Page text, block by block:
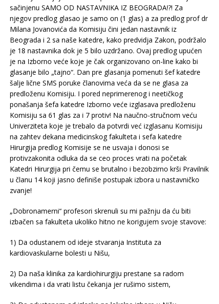
sačinjenu SAMO OD NASTAVNIKA IZ BEOGRADA!?! Za
njegov predlog glasao je samo on (1 glas) a za predlog prof dr
Milana Jovanovića da Komisiju čini jedan nastavnik iz
Beograda i 2 sa naše katedre, kako predvidja Zakon, podržalo
je 18 nastavnika dok je 5 bilo uzdržano. Ovaj predlog upućen
je na Izborno veće koje je čak organizovano on-line kako bi
glasanje bilo „tajno“. Dan pre glasanja pomenuti šef katedre
šalje lične SMS poruke članovima veća da se ne glasa za
predloženu Komisiju. I pored neprimerenog i neetičkog
ponašanja šefa katedre Izborno veće izglasava predloženu
Komisiju sa 61 glas za i 7 protiv! Na naučno-stručnom veću
Univerziteta koje je trebalo da potvrdi već izglasanu Komisiju
na zahtev dekana medicinskog fakulteta i sefa katedre
Hirurgija predlog Komisije se ne usvaja i donosi se
protivzakonita odluka da se ceo proces vrati na početak
Katedri Hirurgija pri čemu se brutalno i bezobzirno krši Pravilnik
u članu 14 koji jasno definiše postupak izbora u nastavničko
zvanje!
„Dobronamerni“ profesori skrenuli su mi pažnju da ću biti
izbačen sa fakulteta ukoliko hitno ne korigujem svoje stavove:
1) Da odustanem od ideje stvaranja Instituta za
kardiovaskularne bolesti u Nišu,
2) Da naša klinika za kardiohirurgiju prestane sa radom
vikendima i da vrati listu čekanja jer rušimo sistem,